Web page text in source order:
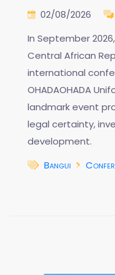
02/08/2026
In September
Central African
international
OHADAOHADA
landmark event
legal certainty,
development.
Bangui